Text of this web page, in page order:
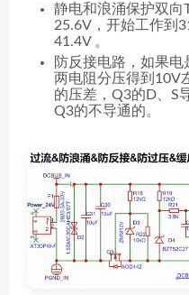
静电和浪涌保护双向
25.6V，开始工作到
41.4V 。
防反接电路，如果
两电阻分压得到10V
的压差，Q3的D、S
Q3的不导通的。